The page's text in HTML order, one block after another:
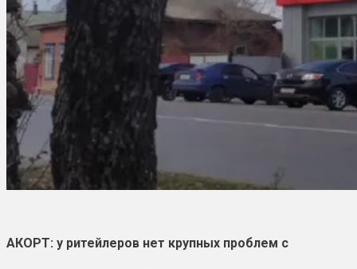
АКОРТ: у ритейлеров нет крупных проблем с